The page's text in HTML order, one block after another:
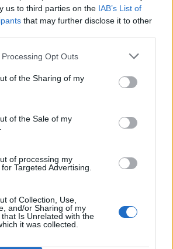
us to third parties on the IAB’s List of
that may further disclose it to other
Opt Outs
of the Sharing of my
of the Sale of my
of processing my
Targeted Advertising.
of Collection, Use,
and/or Sharing of my
Is Unrelated with the
it was collected.